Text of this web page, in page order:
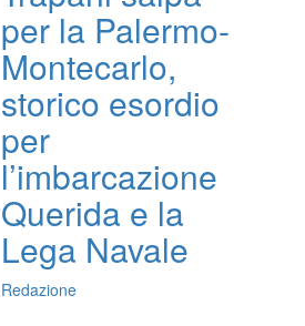
per la Palermo-
Montecarlo,
storico esordio
per
l’imbarcazione
Querida e la
Lega Navale
Redazione